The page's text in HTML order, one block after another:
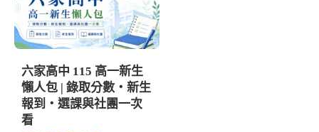
六家高中 115 高一新生
懶人包 | 錄取分數・新生
報到・選課與社團一次
看